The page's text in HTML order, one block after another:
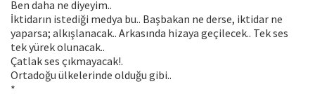
Ben daha ne diyeyim..
İktidarın istediği medya bu.. Başbakan ne derse, iktidar ne
yaparsa; alkışlanacak.. Arkasında hizaya geçilecek.. Tek ses
tek yürek olunacak..
Çatlak ses çıkmayacak!.
Ortadoğu ülkelerinde olduğu gibi..
*